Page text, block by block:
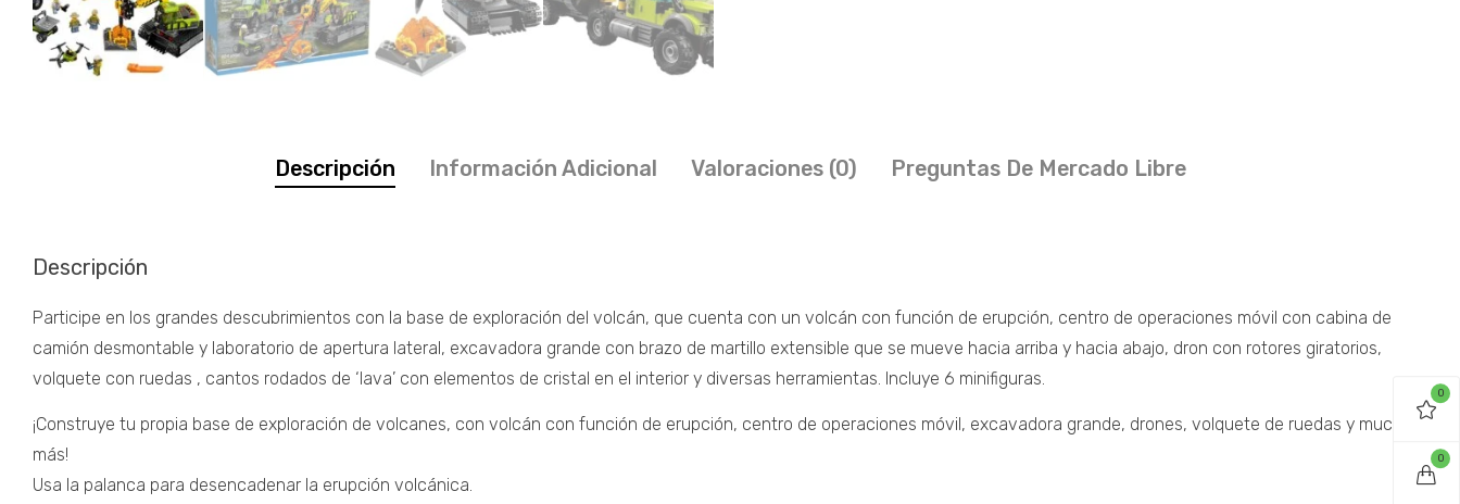
Descripción Información Adicional Valoraciones (0) Preguntas De Mercado Libre
Descripción
Participe en los grandes descubrimientos con la base de exploración del volcán, que cuenta con un volcán con función de erupción, centro de operaciones móvil con cabina de
camión desmontable y laboratorio de apertura lateral, excavadora grande con brazo de martillo extensible que se mueve hacia arriba y hacia abajo, dron con rotores giratorios,
volquete con ruedas , cantos rodados de ‘lava’ con elementos de cristal en el interior y diversas herramientas. Incluye 6 minifiguras.
¡Construye tu propia base de exploración de volcanes, con volcán con función de erupción, centro de operaciones móvil, excavadora grande, drones, volquete de ruedas y mucho
más!
Usa la palanca para desencadenar la erupción volcánica.
0
0